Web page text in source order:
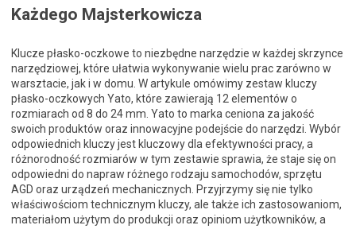
Każdego Majsterkowicza
Klucze płasko-oczkowe to niezbędne narzędzie w każdej skrzynce
narzędziowej, które ułatwia wykonywanie wielu prac zarówno w
warsztacie, jak i w domu. W artykule omówimy zestaw kluczy
płasko-oczkowych Yato, które zawierają 12 elementów o
rozmiarach od 8 do 24 mm. Yato to marka ceniona za jakość
swoich produktów oraz innowacyjne podejście do narzędzi. Wybór
odpowiednich kluczy jest kluczowy dla efektywności pracy, a
różnorodność rozmiarów w tym zestawie sprawia, że staje się on
odpowiedni do napraw różnego rodzaju samochodów, sprzętu
AGD oraz urządzeń mechanicznych. Przyjrzymy się nie tylko
właściwościom technicznym kluczy, ale także ich zastosowaniom,
materiałom użytym do produkcji oraz opiniom użytkowników, a